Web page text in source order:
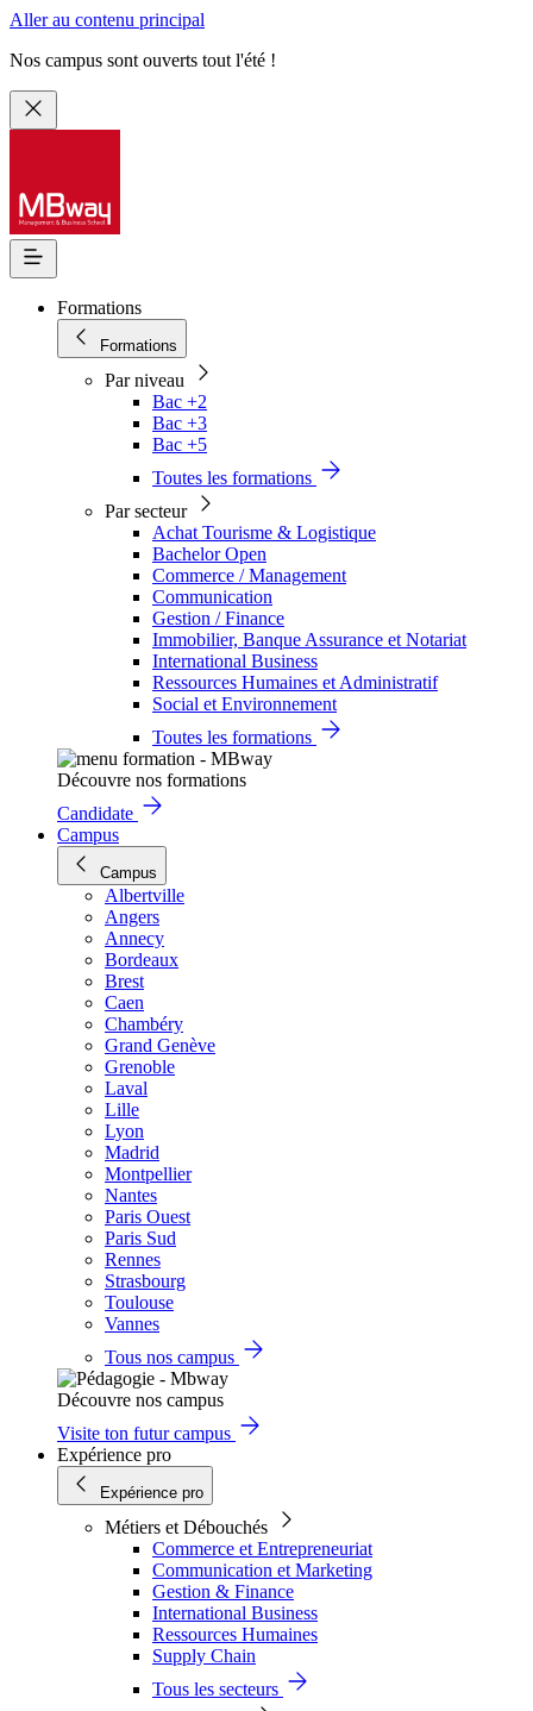
Aller au contenu principal
Nos campus sont ouverts tout l'été !
Formations
Formations
Par niveau
Bac +2
Bac +3
Bac +5
Toutes les formations
Par secteur
Achat Tourisme & Logistique
Bachelor Open
Commerce / Management
Communication
Gestion / Finance
Immobilier, Banque Assurance et Notariat
International Business
Ressources Humaines et Administratif
Social et Environnement
Toutes les formations
Découvre nos formations
Candidate
Campus
Campus
Albertville
Angers
Annecy
Bordeaux
Brest
Caen
Chambéry
Grand Genève
Grenoble
Laval
Lille
Lyon
Madrid
Montpellier
Nantes
Paris Ouest
Paris Sud
Rennes
Strasbourg
Toulouse
Vannes
Tous nos campus
Découvre nos campus
Visite ton futur campus
Expérience pro
Expérience pro
Métiers et Débouchés
Commerce et Entrepreneuriat
Communication et Marketing
Gestion & Finance
International Business
Ressources Humaines
Supply Chain
Tous les secteurs